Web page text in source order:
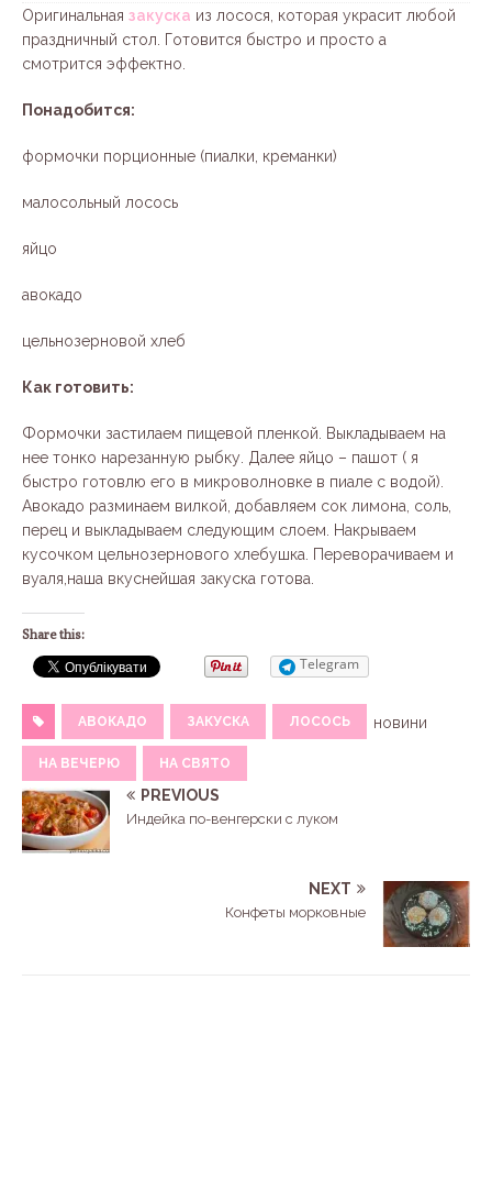
Оригинальная закуска из лосося, которая украсит любой
праздничный стол. Готовится быстро и просто а
смотрится эффектно.
Понадобится:
формочки порционные (пиалки, креманки)
малосольный лосось
яйцо
авокадо
цельнозерновой хлеб
Как готовить:
Формочки застилаем пищевой пленкой. Выкладываем на
нее тонко нарезанную рыбку. Далее яйцо – пашот ( я
быстро готовлю его в микроволновке в пиале с водой).
Авокадо разминаем вилкой, добавляем сок лимона, соль,
перец и выкладываем следующим слоем. Накрываем
кусочком цельнозернового хлебушка. Переворачиваем и
вуаля,наша вкуснейшая закуска готова.
Share this:
Telegram
АВОКАДО ЗАКУСКА ЛОСОСЬ
НА ВЕЧЕРЮ НА СВЯТО
новини
PREVIOUS
Индейка по-венгерски с луком
NEXT
Конфеты морковные